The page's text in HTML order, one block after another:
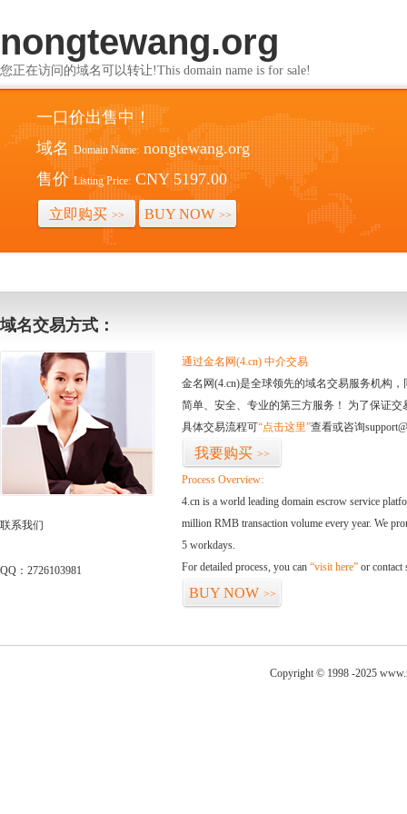
nongtewang.org
您正在访问的域名可以转让!This domain name is for sale!
一口价出售中！
域名 Domain Name: nongtewang.org
售价 Listing Price: CNY 5197.00
立即购买 >> BUY NOW >>
域名交易方式：
联系我们
QQ：2726103981
通过金名网(4.cn) 中介交易
金名网(4.cn)是全球领先的域名交易服务机构
简单、安全、专业的第三方服务！ 为了保证
具体交易流程可“点击这里”查看或咨询
我要购买 >>
Process Overview:
4.cn is a world leading domain escrow service
million RMB transaction volume every year. We
5 workdays.
For detailed process, you can “visit here” or contact
BUY NOW >>
Copyright © 1998 -2025